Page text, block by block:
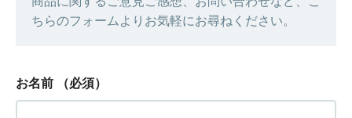
ちらのフォームよりお気軽にお尋ねください。
お名前 （必須）